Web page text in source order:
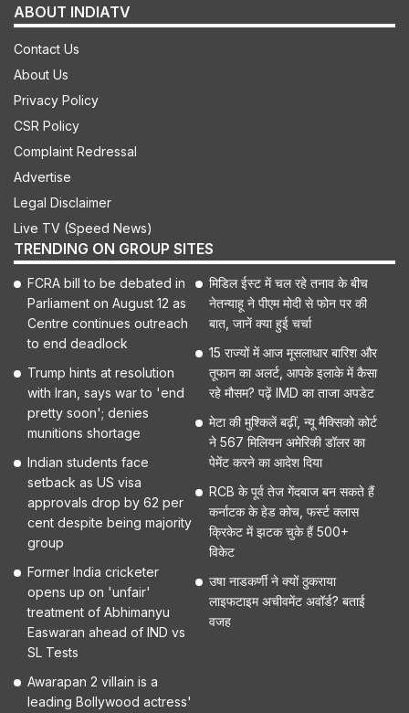
ABOUT INDIATV
Contact Us
About Us
Privacy Policy
CSR Policy
Complaint Redressal
Advertise
Legal Disclaimer
Live TV (Speed News)
TRENDING ON GROUP SITES
FCRA bill to be debated in
Parliament on August 12 as
Centre continues outreach
to end deadlock
Trump hints at resolution
with Iran, says war to 'end
pretty soon'; denies
munitions shortage
Indian students face
setback as US visa
approvals drop by 62 per
cent despite being majority
group
Former India cricketer
opens up on 'unfair'
treatment of Abhimanyu
Easwaran ahead of IND vs
SL Tests
Awarapan 2 villain is a
leading Bollywood actress'
मिडिल ईस्ट में चल रहे तनाव के बीच
नेतन्याहू ने पीएम मोदी से फोन पर की
बात, जानें क्या हुई चर्चा
15 राज्यों में आज मूसलाधार बारिश और
तूफान का अलर्ट, आपके इलाके में कैसा
रहे मौसम? पढ़ें IMD का ताजा अपडेट
मेटा की मुश्किलें बढ़ीं, न्यू मैक्सिको कोर्ट
ने 567 मिलियन अमेरिकी डॉलर का
पेमेंट करने का आदेश दिया
RCB के पूर्व तेज गेंदबाज बन सकते हैं
कर्नाटक के हेड कोच, फर्स्ट क्लास
क्रिकेट में झटक चुके हैं 500+
विकेट
उषा नाडकर्णी ने क्यों ठुकराया
लाइफटाइम अचीवमेंट अवॉर्ड? बताई
वजह